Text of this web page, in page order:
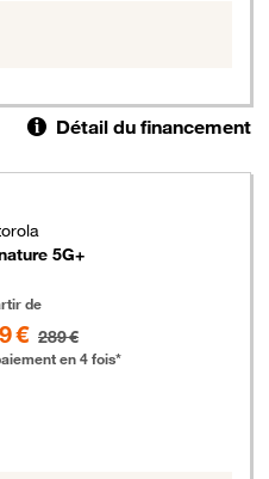
Détail du financement
5G+
de
€ 289 €
en 4 fois*